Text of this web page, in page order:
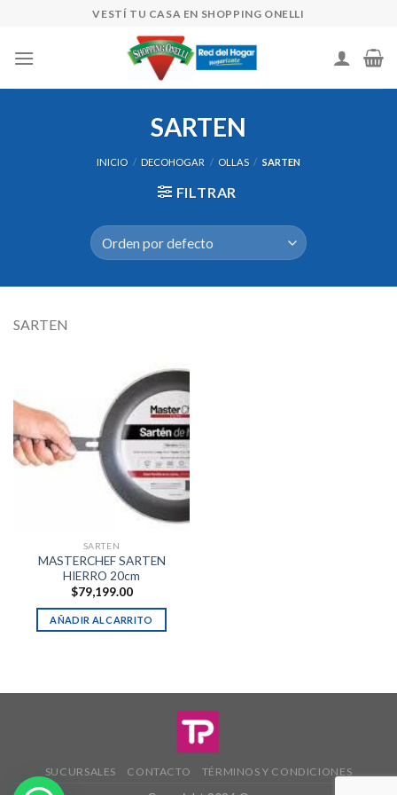
content
VESTÍ TU CASA EN SHOPPING ONELLI
SARTEN
INICIO / DECOHOGAR / OLLAS / SARTEN
FILTRAR
SARTEN
SARTEN
MASTERCHEF SARTEN
HIERRO 20cm
$79,199.00
AÑADIR AL CARRITO
SUCURSALES CONTACTO TÉRMINOS Y CONDICIONES